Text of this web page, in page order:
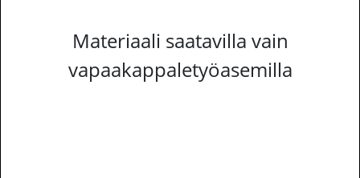
Materiaali saatavilla vain
vapaakappaletyöasemilla